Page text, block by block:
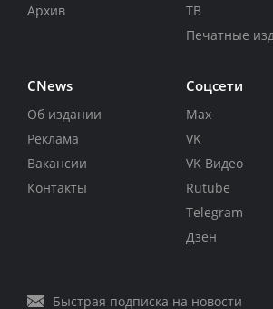
Архив
ТВ
Печатные
CNews
Об издании
Реклама
Вакансии
Контакты
Соцсети
Max
VK
VK Видео
Rutube
Telegram
Дзен
Быстрая подписка на новости